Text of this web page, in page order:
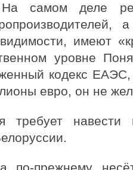
На самом деле
имеют
уровне
кодекс
евро, он не
требует навести